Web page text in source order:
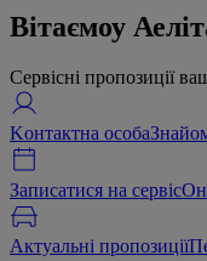
Вітаємоу
Сервісні пропозиції
Kонтактна особа
Записатися на сервіс
Актуальні пропозиції